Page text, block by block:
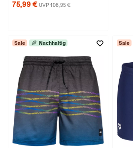
75,99 € UVP 108,95 €
Sale Nachhaltig Sale